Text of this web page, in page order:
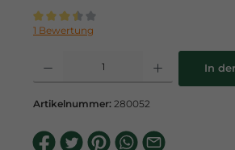
Durchschnittliche Bewertung von 3.5 von
1 Bewertung
In
Artikelnummer: 280052